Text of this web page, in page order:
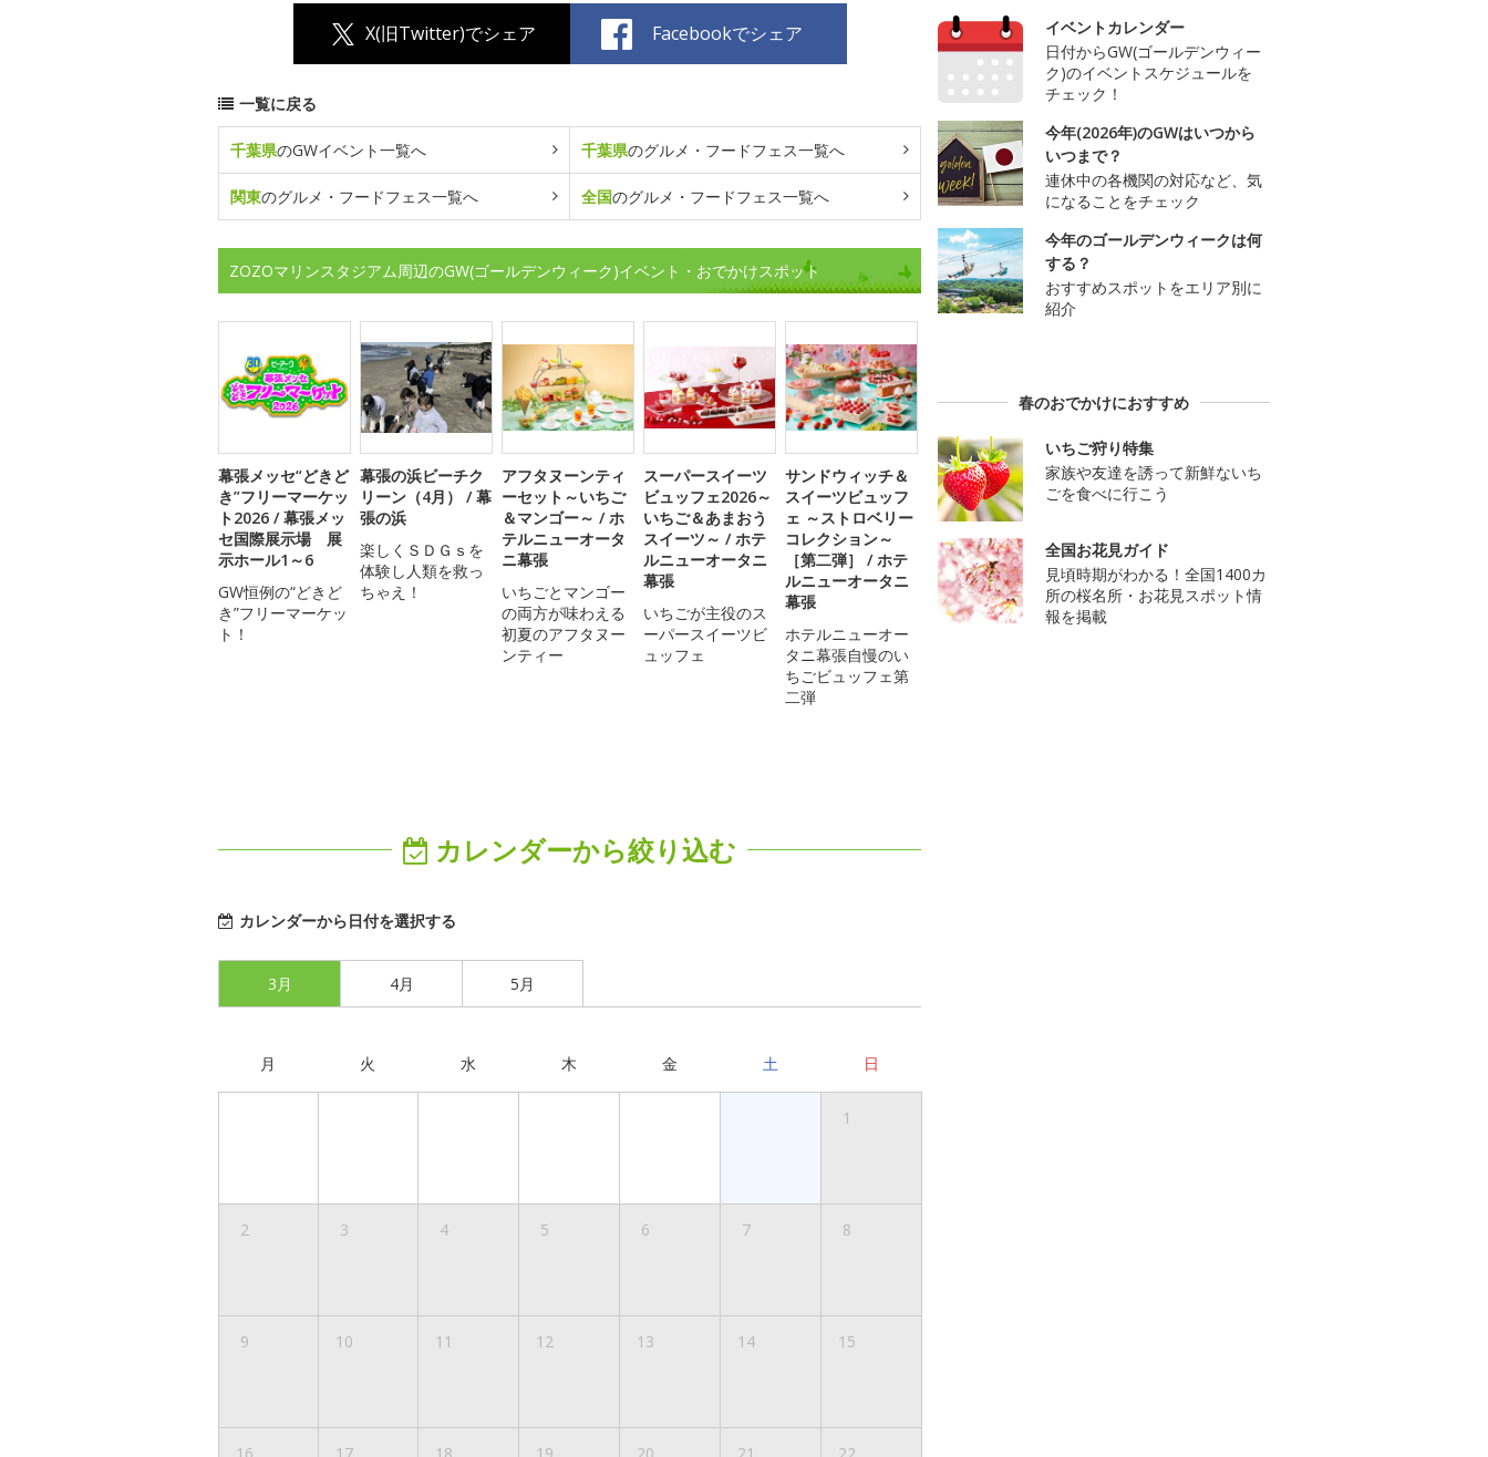
X(旧Twitter)でシェア Facebookでシェア
一覧に戻る
千葉県のGWイベント一覧へ 千葉県のグルメ・フードフェス一覧へ
関東のグルメ・フードフェス一覧へ 全国のグルメ・フードフェス一覧へ
ZOZOマリンスタジアム周辺のGW(ゴールデンウィーク)イベント・おでかけスポット
幕張メッセ“どきど
き”フリーマーケッ
ト2026 / 幕張メッ
セ国際展示場 展
示ホール1～6
GW恒例の“どきど
き”フリーマーケッ
ト！
幕張の浜ビーチク
リーン（4月） / 幕
張の浜
楽しくＳＤＧｓを
体験し人類を救っ
ちゃえ！
アフタヌーンティ
ーセット～いちご
＆マンゴー～ / ホ
テルニューオータ
ニ幕張
いちごとマンゴー
の両方が味わえる
初夏のアフタヌー
ンティー
スーパースイーツ
ビュッフェ2026～
いちご＆あまおう
スイーツ～ / ホテ
ルニューオータニ
幕張
いちごが主役のス
ーパースイーツビ
ュッフェ
サンドウィッチ＆
スイーツビュッフ
ェ ～ストロベリー
コレクション～
［第二弾］ / ホテ
ルニューオータニ
幕張
ホテルニューオー
タニ幕張自慢のい
ちごビュッフェ第
二弾
カレンダーから絞り込む
カレンダーから日付を選択する
3月 4月 5月
月 火 水 木 金 土 日
1
2 3 4 5 6 7 8
9 10 11 12 13 14 15
イベントカレンダー
日付からGW(ゴールデンウィー
ク)のイベントスケジュールを
チェック！
今年(2026年)のGWはいつから
いつまで？
連休中の各機関の対応など、気
になることをチェック
今年のゴールデンウィークは何
する？
おすすめスポットをエリア別に
紹介
春のおでかけにおすすめ
いちご狩り特集
家族や友達を誘って新鮮ないち
ごを食べに行こう
全国お花見ガイド
見頃時期がわかる！全国1400カ
所の桜名所・お花見スポット情
報を掲載